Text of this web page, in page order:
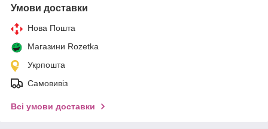
Умови доставки
Нова Пошта
Магазини Rozetka
Укрпошта
Самовивіз
Всі умови доставки